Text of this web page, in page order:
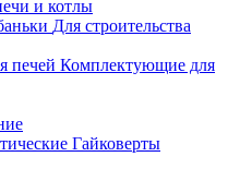
и котлы
Для строительства
Комплектующие для
Гайковерты